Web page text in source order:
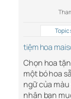
tiệm hoa
Chọn hoa
một bó hoa
ngữ của
nhân bạn